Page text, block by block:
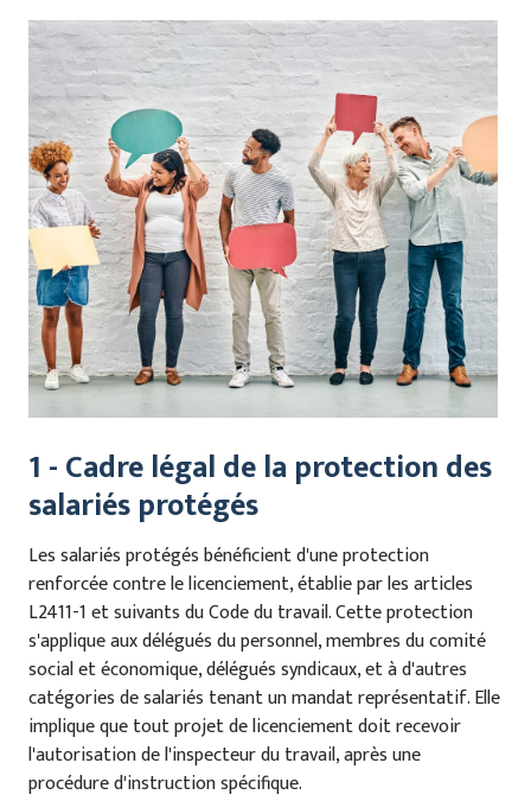
1 - Cadre légal de la protection des
salariés protégés
Les salariés protégés bénéficient d'une protection
renforcée contre le licenciement, établie par les articles
L2411-1 et suivants du Code du travail. Cette protection
s'applique aux délégués du personnel, membres du comité
social et économique, délégués syndicaux, et à d'autres
catégories de salariés tenant un mandat représentatif. Elle
implique que tout projet de licenciement doit recevoir
l'autorisation de l'inspecteur du travail, après une
procédure d'instruction spécifique.